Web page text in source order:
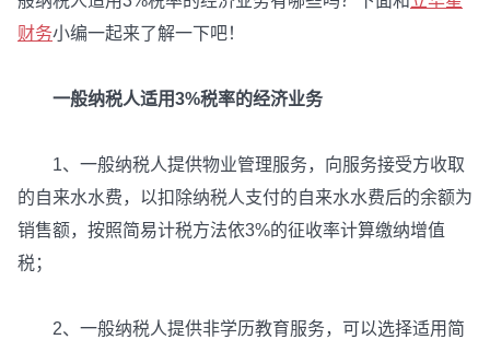
财务小编一起来了解一下吧！
一般纳税人适用3%税率的经济业务
1、一般纳税人提供物业管理服务，向服务接受方收取
的自来水水费，以扣除纳税人支付的自来水水费后的余额为
销售额，按照简易计税方法依3%的征收率计算缴纳增值
税；
2、一般纳税人提供非学历教育服务，可以选择适用简